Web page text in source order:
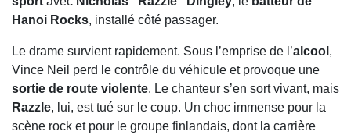
Hanoi Rocks, installé côté passager.
Le drame survient rapidement. Sous l’emprise de l’alcool ,
Vince Neil perd le contrôle du véhicule et provoque une
sortie de route violente. Le chanteur s’en sort vivant, mais
Razzle, lui, est tué sur le coup. Un choc immense pour la
scène rock et pour le groupe finlandais, dont la carrière